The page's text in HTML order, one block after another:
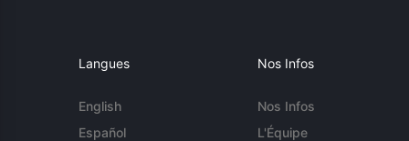
Langues
English
Español
Nos Infos
Nos Infos
L'Équipe